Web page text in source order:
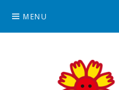
content
MENU